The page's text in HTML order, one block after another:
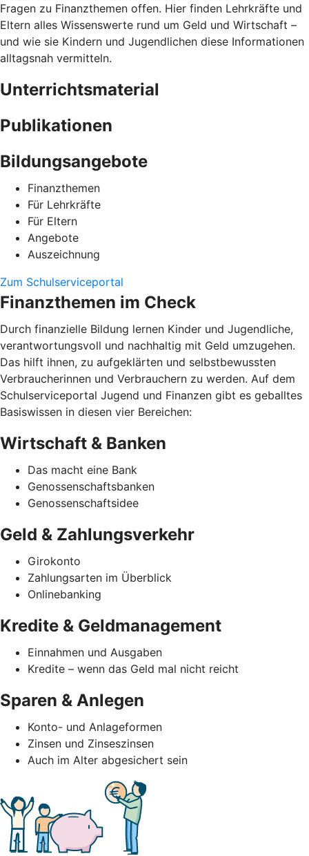
Fragen zu Finanzthemen offen. Hier finden Lehrkräfte und
Eltern alles Wissenswerte rund um Geld und Wirtschaft –
und wie sie Kindern und Jugendlichen diese Informationen
alltagsnah vermitteln.
Unterrichtsmaterial
Publikationen
Bildungsangebote
Finanzthemen
Für Lehrkräfte
Für Eltern
Angebote
Auszeichnung
Zum Schulserviceportal
Finanzthemen im Check
Durch finanzielle Bildung lernen Kinder und Jugendliche,
verantwortungsvoll und nachhaltig mit Geld umzugehen.
Das hilft ihnen, zu aufgeklärten und selbstbewussten
Verbraucherinnen und Verbrauchern zu werden. Auf dem
Schulserviceportal Jugend und Finanzen gibt es geballtes
Basiswissen in diesen vier Bereichen:
Wirtschaft & Banken
Das macht eine Bank
Genossenschaftsbanken
Genossenschaftsidee
Geld & Zahlungsverkehr
Girokonto
Zahlungsarten im Überblick
Onlinebanking
Kredite & Geldmanagement
Einnahmen und Ausgaben
Kredite – wenn das Geld mal nicht reicht
Sparen & Anlegen
Konto- und Anlageformen
Zinsen und Zinseszinsen
Auch im Alter abgesichert sein